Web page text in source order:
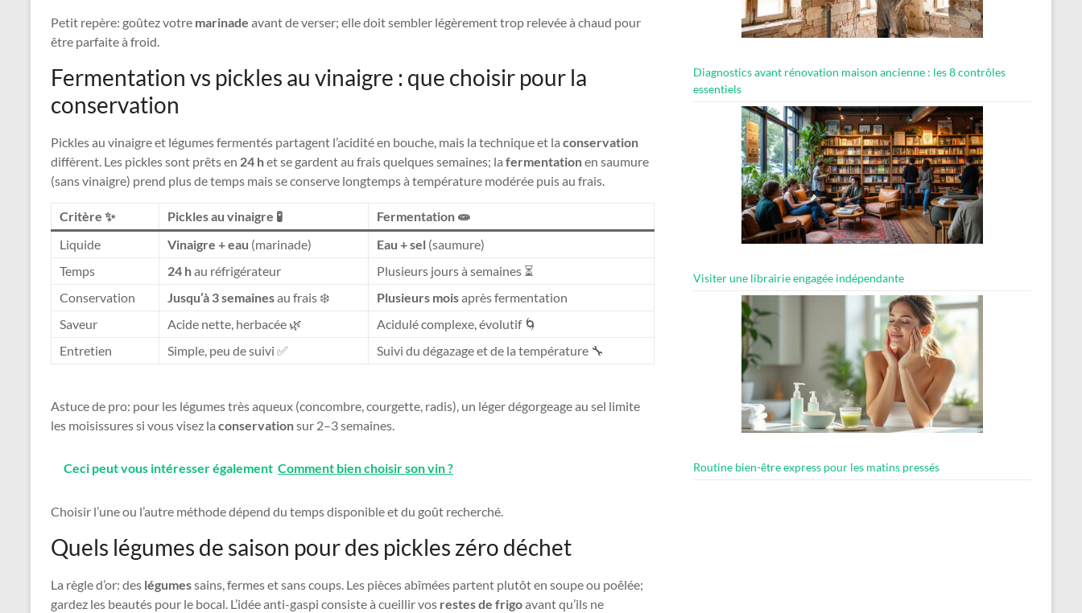
Petit repère: goûtez votre marinade avant de verser; elle doit sembler légèrement trop relevée à chaud pour
être parfaite à froid.
Fermentation vs pickles au vinaigre : que choisir pour la
conservation
Pickles au vinaigre et légumes fermentés partagent l’acidité en bouche, mais la technique et la conservation
diffèrent. Les pickles sont prêts en 24 het se gardent au frais quelques semaines; la fermentationen saumure
(sans vinaigre) prend plus de temps mais se conserve longtemps à température modérée puis au frais.
Critère ✨ Pickles au vinaigre 🧪
Fermentation 🧫
Liquide
Vinaigre + eau (marinade) Eau + sel (saumure)
Temps
24 hau réfrigérateur
Plusieurs jours à semaines ⏳
Conservation
Jusqu’à 3 semainesau frais ❄️ Plusieurs moisaprès fermentation
Saveur
Acide nette, herbacée 🌿
Acidulé complexe, évolutif 🌀
Entretien
Simple, peu de suivi ✅ Suivi du dégazage et de la température 🔧
Astuce de pro: pour les légumes très aqueux (concombre, courgette, radis), un léger dégorgeage au sel limite
les moisissures si vous visez la conservationsur 2–3 semaines.
Ceci peut vous intéresser également Comment bien choisir son vin ?
Choisir l’une ou l’autre méthode dépend du temps disponible et du goût recherché.
Quels légumes de saison pour des pickles zéro déchet
La règle d’or: des légumessains, fermes et sans coups. Les pièces abîmées partent plutôt en soupe ou poêlée;
gardez les beautés pour le bocal. L’idée anti-gaspi consiste à cueillir vos restes de frigoavant qu’ils ne
Diagnostics avant rénovation maison ancienne : les 8 contrôles
essentiels
Visiter une librairie engagée indépendante
Routine bien-être express pour les matins pressés